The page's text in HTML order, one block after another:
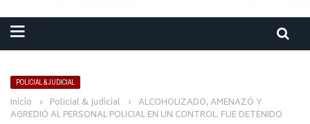
POLICIAL & JUDICIAL
Inicio › Policial & Judicial › ALCOHOLIZADO, AMENAZÓ Y
AGREDIÓ AL PERSONAL POLICIAL EN UN CONTROL. FUE DETENIDO